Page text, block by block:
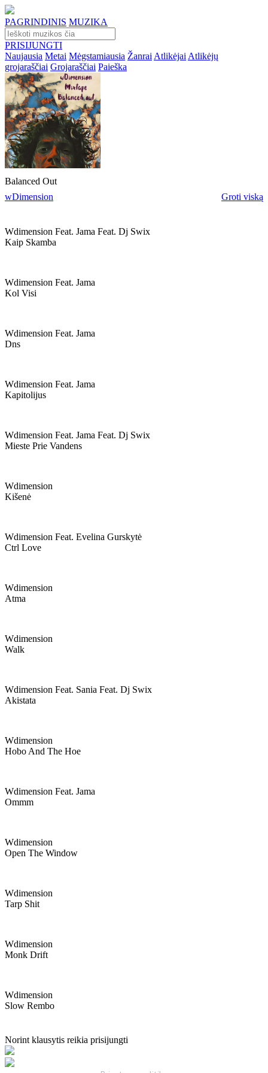
PAGRINDINIS MUZIKA
PRISIJUNGTI
Naujausia Metai Mėgstamiausia Žanrai Atlikėjai Atlikėjų
grojaraščiai Grojaraščiai Paieška
Balanced Out
wDimension
Groti viską
Wdimension Feat. Jama Feat. Dj Swix
Kaip Skamba
Wdimension Feat. Jama
Kol Visi
Wdimension Feat. Jama
Dns
Wdimension Feat. Jama
Kapitolijus
Wdimension Feat. Jama Feat. Dj Swix
Mieste Prie Vandens
Wdimension
Kišenė
Wdimension Feat. Evelina Gurskytė
Ctrl Love
Wdimension
Atma
Wdimension
Walk
Wdimension Feat. Sania Feat. Dj Swix
Akistata
Wdimension
Hobo And The Hoe
Wdimension Feat. Jama
Ommm
Wdimension
Open The Window
Wdimension
Tarp Shit
Wdimension
Monk Drift
Wdimension
Slow Rembo
Norint klausytis reikia prisijungti